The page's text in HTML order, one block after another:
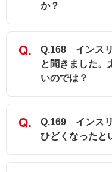
か？
Q.168 インス
と聞きました。
いのでは？
Q.169 インス
ひどくなったと